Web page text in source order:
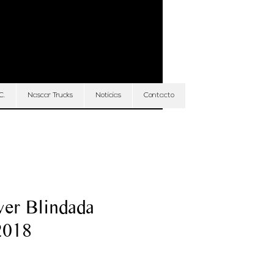
Nascar Trucks Noticias Contacto
Blindada